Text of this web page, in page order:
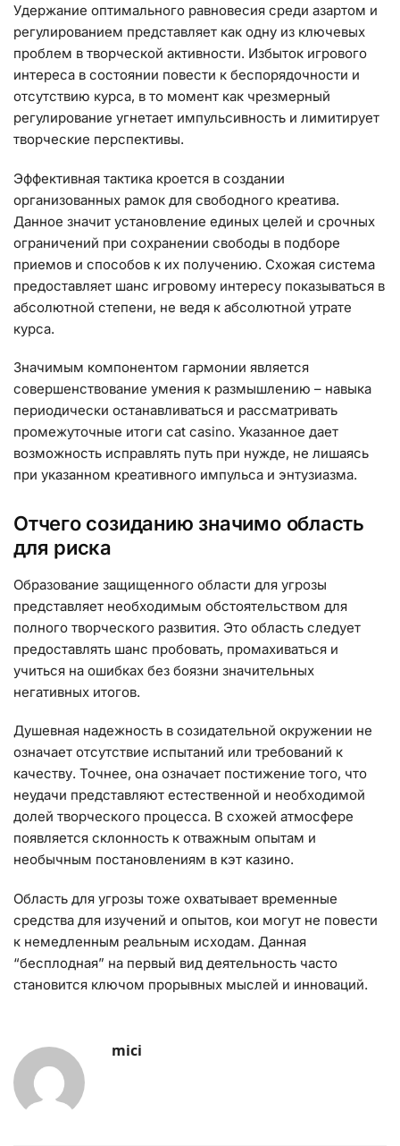
Удержание оптимального равновесия среди азартом и
регулированием представляет как одну из ключевых
проблем в творческой активности. Избыток игрового
интереса в состоянии повести к беспорядочности и
отсутствию курса, в то момент как чрезмерный
регулирование угнетает импульсивность и лимитирует
творческие перспективы.
Эффективная тактика кроется в создании
организованных рамок для свободного креатива.
Данное значит установление единых целей и срочных
ограничений при сохранении свободы в подборе
приемов и способов к их получению. Схожая система
предоставляет шанс игровому интересу показываться в
абсолютной степени, не ведя к абсолютной утрате
курса.
Значимым компонентом гармонии является
совершенствование умения к размышлению – навыка
периодически останавливаться и рассматривать
промежуточные итоги cat casino. Указанное дает
возможность исправлять путь при нужде, не лишаясь
при указанном креативного импульса и энтузиазма.
Отчего созиданию значимо область
для риска
Образование защищенного области для угрозы
представляет необходимым обстоятельством для
полного творческого развития. Это область следует
предоставлять шанс пробовать, промахиваться и
учиться на ошибках без боязни значительных
негативных итогов.
Душевная надежность в созидательной окружении не
означает отсутствие испытаний или требований к
качеству. Точнее, она означает постижение того, что
неудачи представляют естественной и необходимой
долей творческого процесса. В схожей атмосфере
появляется склонность к отважным опытам и
необычным постановлениям в кэт казино.
Область для угрозы тоже охватывает временные
средства для изучений и опытов, кои могут не повести
к немедленным реальным исходам. Данная
“бесплодная” на первый вид деятельность часто
становится ключом прорывных мыслей и инноваций.
mici